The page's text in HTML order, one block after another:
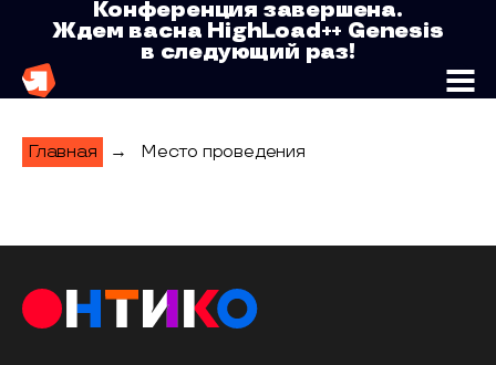
HighLoad++ Genesis
Конференция завершена.
Ждем васна HighLoad++ Genesis
в следующий раз!
Главная → Место проведения